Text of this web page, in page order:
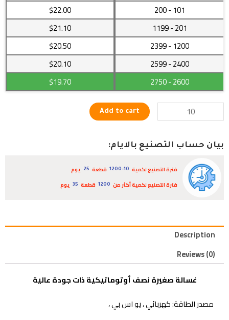
101
- 200
$22.00
201
- 1199
$21.10
1200
- 2399
$20.50
2400
- 2599
$20.10
2600
- 2750
$19.70
أوتوماتيكية
ذات
عالية
quantity
Add to cart
بيان حساب التصنيع بالايام:
فترة التصنيع لكمية 1200-10 قطعة 25
يوم
فترة التصنيع لكمية أكثر من
1200 قطعة 35 يوم
Description
Reviews (0)
غسالة صغيرة نصف أوتوماتيكية ذات جودة عالية
مصدر الطاقة: كهربائي ، يو اس بي ،